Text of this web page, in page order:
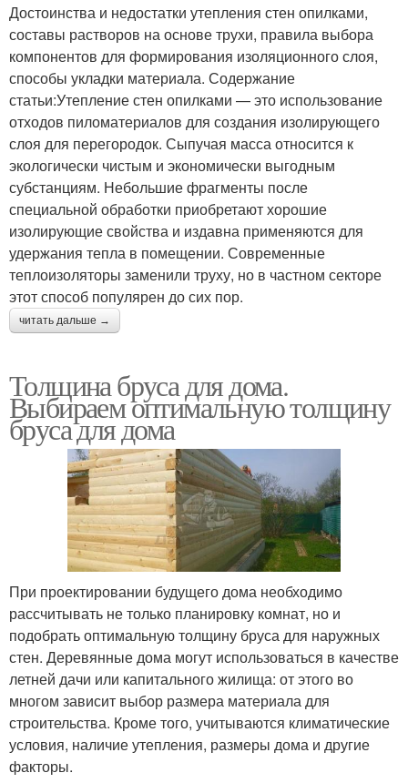
Достоинства и недостатки утепления стен опилками,
составы растворов на основе трухи, правила выбора
компонентов для формирования изоляционного слоя,
способы укладки материала. Содержание
статьи:Утепление стен опилками — это использование
отходов пиломатериалов для создания изолирующего
слоя для перегородок. Сыпучая масса относится к
экологически чистым и экономически выгодным
субстанциям. Небольшие фрагменты после
специальной обработки приобретают хорошие
изолирующие свойства и издавна применяются для
удержания тепла в помещении. Современные
теплоизоляторы заменили труху, но в частном секторе
этот способ популярен до сих пор.
читать дальше →
Толщина бруса для дома.
Выбираем оптимальную толщину
бруса для дома
При проектировании будущего дома необходимо
рассчитывать не только планировку комнат, но и
подобрать оптимальную толщину бруса для наружных
стен. Деревянные дома могут использоваться в качестве
летней дачи или капитального жилища: от этого во
многом зависит выбор размера материала для
строительства. Кроме того, учитываются климатические
условия, наличие утепления, размеры дома и другие
факторы.